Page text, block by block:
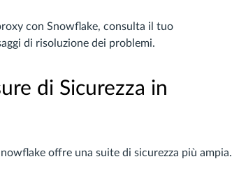
con Snowflake, consulta il tuo
di risoluzione dei problemi.
di Sicurezza in
offre una suite di sicurezza più ampia.